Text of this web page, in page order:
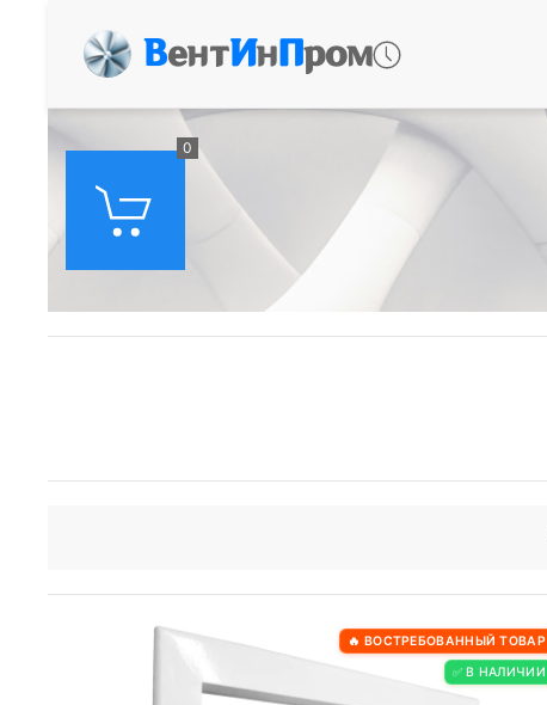
ВентИнПром
0
🔥 ВОСТРЕБОВАННЫЙ ТОВАР
✅ В НАЛИЧИИ